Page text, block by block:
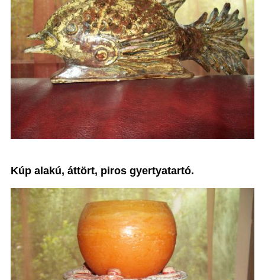
Kúp alakú, áttört, piros gyertyatartó.